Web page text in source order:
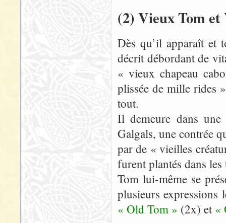
(2) Vieux Tom
Dès qu’il apparaît et
décrit débordant de
« vieux chapeau
plissée de mille rides
tout.
Il demeure dans
Galgals, une contrée
par de « vieilles
furent plantés dans
Tom lui-même se
plusieurs
« Old Tom » (2x) et «